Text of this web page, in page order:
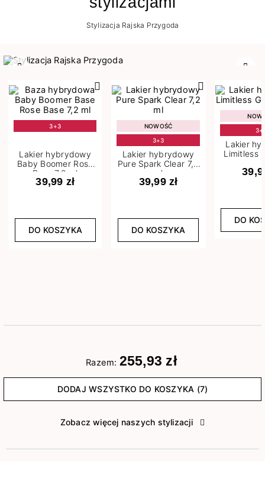
Stylizacja Rajska Przygoda
3+3
Lakier hybrydowy
Baby Boomer Rose
Base 7,2 ml
39,99 zł
DO KOSZYKA
NOWOŚĆ
3+3
Lakier hybrydowy
Pure Spark Clear 7,2
ml
39,99 zł
DO KOSZYKA
Lakier
Limitless
DO
Razem: 255,93 zł
DODAJ WSZYSTKO DO KOSZYKA (7)
Zobacz więcej naszych stylizacji